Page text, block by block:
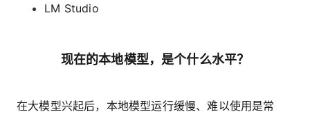
LM Studio
现在的本地模型，是个什么水平？
在大模型兴起后，本地模型运行缓慢、难以使用是常